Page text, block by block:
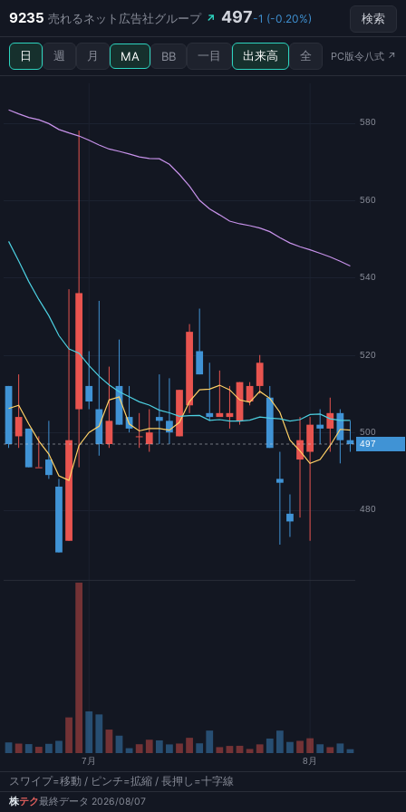
9235 売れるネット広告社グループ ↗ 497-1 (-0.20%) 検索
日 週 月 MA BB 一目 出来高 全 PC版令八式 ↗
スワイプ=移動 / ピンチ=拡縮 / 長押し=十字線
株テク最終データ 2026/08/07